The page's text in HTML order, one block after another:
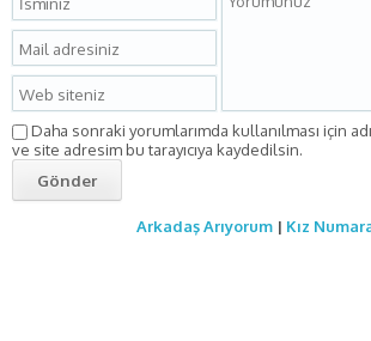
Daha sonraki yorumlarımda kullanılması için
ve site adresim bu tarayıcıya kaydedilsin.
Arkadaş Arıyorum| Kız